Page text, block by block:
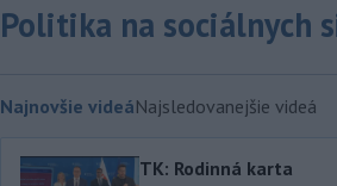
Politika na sociálnych
Najnovšie videáNajsledovanejšie videá
TK: Rodinná karta